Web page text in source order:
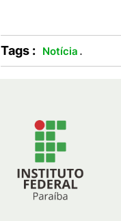
Tags : Notícia .